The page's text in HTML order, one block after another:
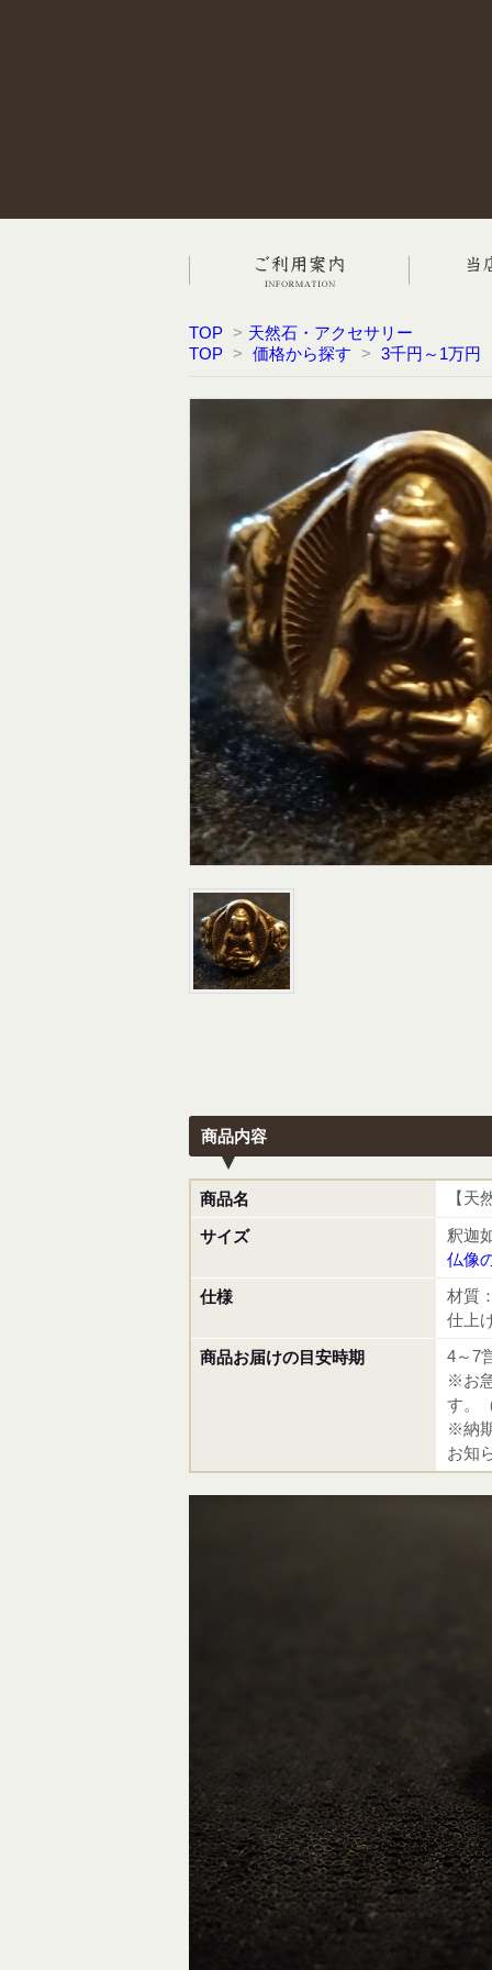
TOP > 天然石・アクセサリー
TOP > 価格から探す > 3千円～1万円
商品内容
商品名 【天
サイズ
釈迦
仏像
仕様
材質
仕上
商品お届けの目安時期
4～7
※お
す。
※納
お知